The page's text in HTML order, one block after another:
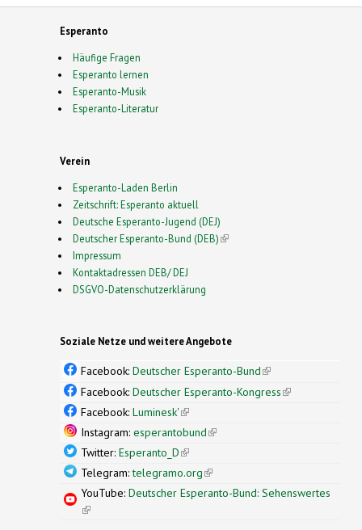
Esperanto
Häufige Fragen
Esperanto lernen
Esperanto-Musik
Esperanto-Literatur
Verein
Esperanto-Laden Berlin
Zeitschrift: Esperanto aktuell
Deutsche Esperanto-Jugend (DEJ)
Deutscher Esperanto-Bund (DEB)(link is external)
Impressum
Kontaktadressen DEB/ DEJ
DSGVO-Datenschutzerklärung
Soziale Netze und weitere Angebote
Facebook: Deutscher Esperanto-Bund(link is
external)
Facebook: Deutscher Esperanto-Kongress(link is
Facebook: Luminesk'(link is external)
Instagram: esperantobund(link is external)
Twitter: Esperanto_D(link is external)
Telegram:telegramo.org(link is external)
YouTube: Deutscher Esperanto-Bund: Sehenswertes
(link is external)